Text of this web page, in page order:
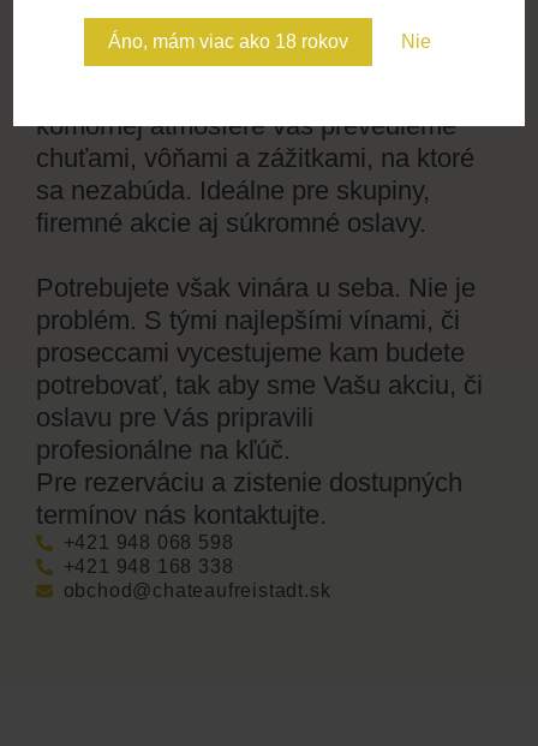
Áno, mám viac ako 18 rokov Nie
zmyslami
Pozývame vás na degustácie, kde
komornej atmosfére vás prevedieme
chuťami, vôňami a zážitkami, na ktoré
sa nezabúda. Ideálne pre skupiny,
firemné akcie aj súkromné oslavy.
Potrebujete však vinára u seba. Nie je
problém. S tými najlepšími vínami, či
proseccami vycestujeme kam budete
potrebovať, tak aby sme Vašu akciu, či
oslavu pre Vás pripravili
profesionálne na kľúč.
Pre rezerváciu a zistenie dostupných
termínov nás kontaktujte.
+421 948 068 598
+421 948 168 338
obchod@chateaufreistadt.sk